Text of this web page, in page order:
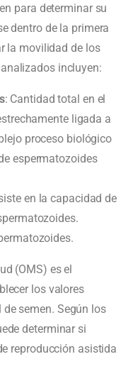
para determinar su
dentro de la primera
la movilidad de los
incluyen:
: Cantidad total en el
ligada a
proceso biológico
espermatozoides
en la capacidad de
(OMS) es el
los valores
semen. Según los
determinar si
reproducción asistida